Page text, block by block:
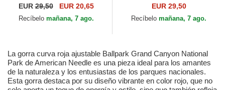
Dodgers Ballpark de
American Needle
EUR29,50 EUR 20,65
Recíbelo mañana, 7 ago.
de American Needle
EUR 29,50
Recíbelo mañana, 7 ago.
La gorra curva roja ajustable Ballpark Grand Canyon National
Park de American Needle es una pieza ideal para los amantes
de la naturaleza y los entusiastas de los parques nacionales.
Esta gorra destaca por su diseño vibrante en color rojo, que no